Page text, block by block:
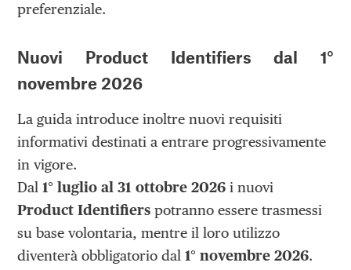
preferenziale.
Nuovi Product Identifiers dal 1°
novembre 2026
La guida introduce inoltre nuovi requisiti
informativi destinati a entrare progressivamente
in vigore.
Dal1° luglio al 31 ottobre 2026 i nuovi
Product Identifiers potranno essere trasmessi
su base volontaria, mentre il loro utilizzo
diventerà obbligatorio dal1° novembre 2026.